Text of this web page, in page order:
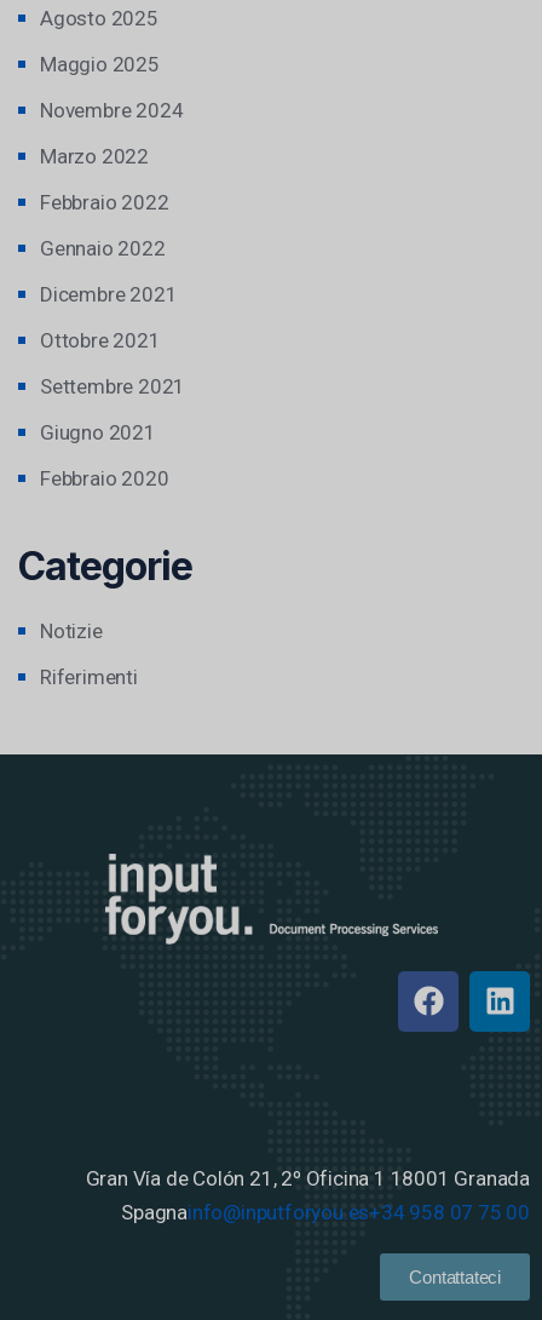
Agosto 2025
Maggio 2025
Novembre 2024
Marzo 2022
Febbraio 2022
Gennaio 2022
Dicembre 2021
Ottobre 2021
Settembre 2021
Giugno 2021
Febbraio 2020
Categorie
Notizie
Riferimenti
Gran Vía de Colón 21, 2º Oficina 1 18001 Granada
Spagnainfo@inputforyou.es+34 958 07 75 00
Contattateci